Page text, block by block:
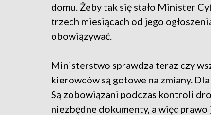
domu. Żeby tak się stało Minister
trzech miesiącach od jego
obowiązywać.
Ministerstwo sprawdza teraz czy
kierowców są gotowe na zmiany.
Są zobowiązani podczas kontroli
niezbędne dokumenty, a więc